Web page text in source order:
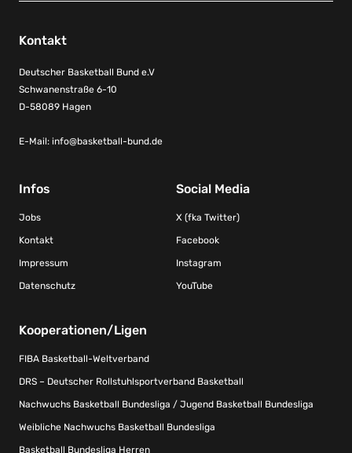
Kontakt
Deutscher Basketball Bund e.V
Schwanenstraße 6-10
D-58089 Hagen
E-Mail: info@basketball-bund.de
Infos
Jobs
Kontakt
Impressum
Datenschutz
Social Media
X (fka Twitter)
Facebook
Instagram
YouTube
Kooperationen/Ligen
FIBA Basketball-Weltverband
DRS – Deutscher Rollstuhlsportverband Basketball
Nachwuchs Basketball Bundesliga / Jugend Basketball Bundesliga
Weibliche Nachwuchs Basketball Bundesliga
Basketball Bundesliga Herren